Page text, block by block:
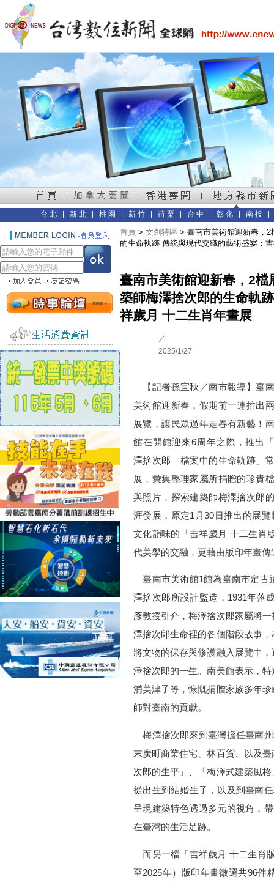
台北 新北 桃園 新竹 苗栗 台中 彰化 南投
首頁 > 文創特區 > 臺南市美術館迎新春，
的生命軌跡 傳統與現代交織的藝術盛宴：
臺南市美術館迎新春，2
築師梅澤捨次郎的生命軌
祥歲月 十二生肖年畫展
／
2025/1/27
【記者孫宜秋／南市報導】臺
美術館迎新春，假期前一連推出
展覽，讓民眾過年走春有新藝！
館在開館迎來6周年之際，推出
澤捨次郎—檔案中的生命軌跡」
展，彙集整理家屬所捐贈的珍貴
與照片，探索建築師梅澤捨次郎
涯發展，原定1月30日推出的展
文化韻味的「吉祥歲月 十二生肖
代美學的交融，更藉由版印年畫
臺南市美術館1館為臺南市定古
澤捨次郎所設計監造，1931年落
彥教授引介，梅澤捨次郎家屬將
澤捨次郎生命裡的各個階段故事
將文物的保存與修護融入展覽中
澤捨次郎的一生。南美館表示，
浦美津子等，慷慨捐贈家族多年
師對臺南的貢獻。
梅澤捨次郎來到臺灣擔任臺南
末廣町商業住宅、林百貨、以及
次郎的生平」、「梅澤式建築風
從出生到結婚生子，以及到臺南
呈現建築特色透過多元的視角，
在臺灣的生活足跡。
而另一檔「吉祥歲月 十二生肖
至2025年）版印年畫徵選共96件